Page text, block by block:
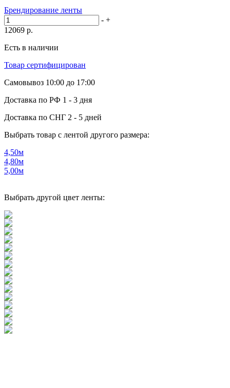
Брендирование ленты
- +
12069 р.
Есть в наличии
Товар сертифицирован
Самовывоз 10:00 до 17:00
Доставка по РФ 1 - 3 дня
Доставка по СНГ 2 - 5 дней
Выбрать товар с лентой другого размера:
4,50м
4,80м
5,00м
Выбрать другой цвет ленты: